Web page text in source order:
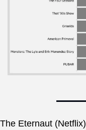
The Eternaut (Netflix)